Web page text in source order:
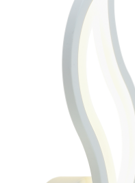
собственным
Постоянным клиентам